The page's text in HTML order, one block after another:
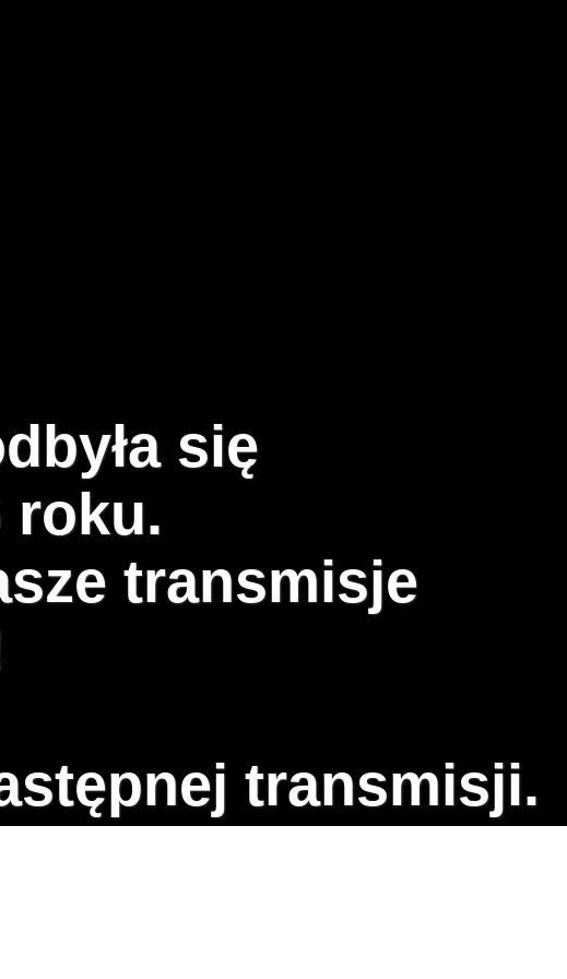
się
roku.
transmisje
transmisji.